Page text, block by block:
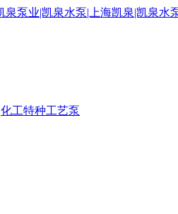
化工特种工艺泵